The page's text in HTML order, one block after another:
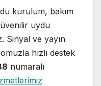
kurulum, bakım
uydu
Sinyal ve yayın
hızlı destek
numaralı